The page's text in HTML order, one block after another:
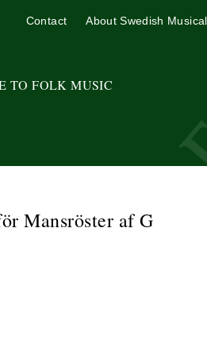
TO FOLK MUSIC
Contact About Swedish
Mansröster af G